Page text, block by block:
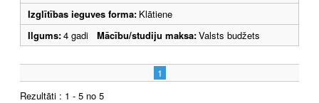
Izglītības ieguves forma: Klātiene
Ilgums:4 gadi Mācību/studiju maksa:Valsts budžets
1
Rezultāti : 1 - 5 no 5